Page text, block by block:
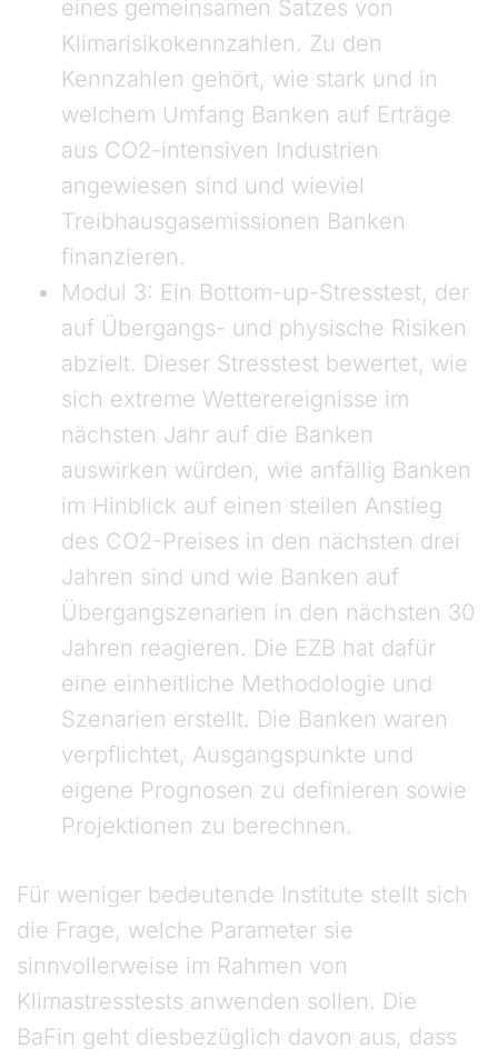
eines gemeinsamen Satzes von
Klimarisikokennzahlen. Zu den
Kennzahlen gehört, wie stark und in
welchem Umfang Banken auf Erträge
aus CO2-intensiven Industrien
angewiesen sind und wieviel
Treibhausgasemissionen Banken
finanzieren.
Modul 3: Ein Bottom-up-Stresstest, der
auf Übergangs- und physische Risiken
abzielt. Dieser Stresstest bewertet, wie
sich extreme Wetterereignisse im
nächsten Jahr auf die Banken
auswirken würden, wie anfällig Banken
im Hinblick auf einen steilen Anstieg
des CO2-Preises in den nächsten drei
Jahren sind und wie Banken auf
Übergangszenarien in den nächsten 30
Jahren reagieren. Die EZB hat dafür
eine einheitliche Methodologie und
Szenarien erstellt. Die Banken waren
verpflichtet, Ausgangspunkte und
eigene Prognosen zu definieren sowie
Projektionen zu berechnen.
Für weniger bedeutende Institute stellt sich
die Frage, welche Parameter sie
sinnvollerweise im Rahmen von
Klimastresstests anwenden sollen. Die
BaFin geht diesbezüglich davon aus, dass